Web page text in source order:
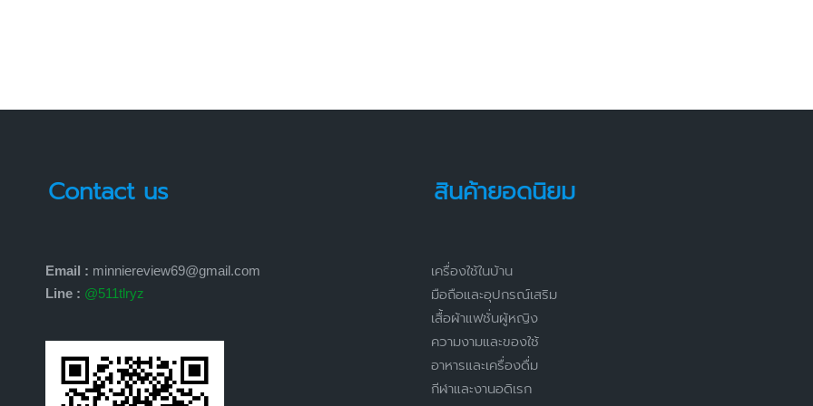
Contact us
Email : minniereview69@gmail.com
Line : @511tlryz
สินค้ายอดนิยม
เครื่องใช้ในบ้าน
มือถือและอุปกรณ์เสริม
เสื้อผ้าแฟชั่นผู้หญิง
ความงามและของใช้
อาหารและเครื่องดื่ม
กีฬาและงานอดิเรก